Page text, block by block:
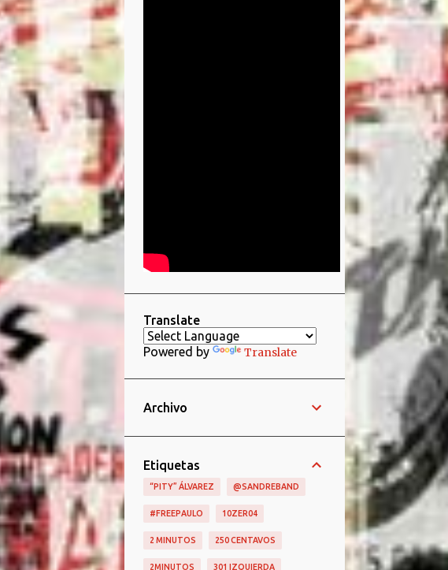
Translate
Powered by Translate
Archivo
Etiquetas
“PITY” ÁLVAREZ @SANDREBAND
#FREEPAULO 10ZER04
2 MINUTOS 250 CENTAVOS
2MINUTOS 301 IZQUIERDA